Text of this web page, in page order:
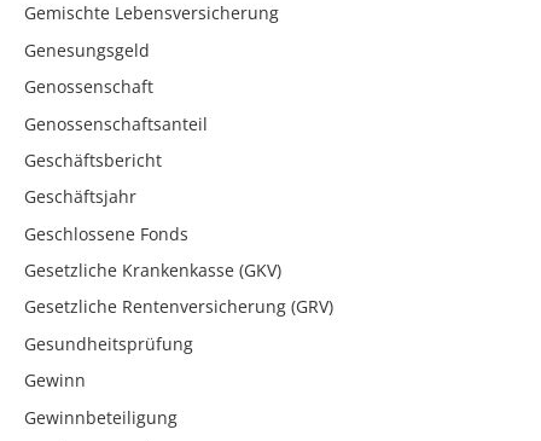
Gemischte Lebensversicherung
Genesungsgeld
Genossenschaft
Genossenschaftsanteil
Geschäftsbericht
Geschäftsjahr
Geschlossene Fonds
Gesetzliche Krankenkasse (GKV)
Gesetzliche Rentenversicherung (GRV)
Gesundheitsprüfung
Gewinn
Gewinnbeteiligung